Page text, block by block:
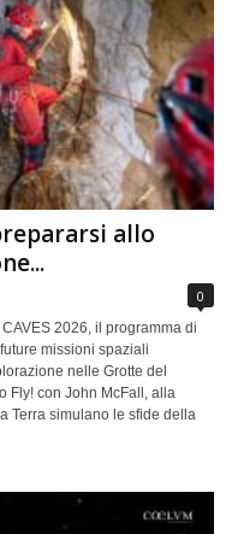
allo
0
2026, il programma di
missioni spaziali
nelle Grotte del
Fly! con John McFall, alla
Terra simulano le sfide della